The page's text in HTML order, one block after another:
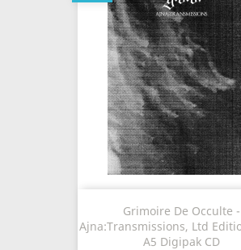
Grimoire De Occulte -
Ajna:Transmissions, Ltd
A5 Digipak CD